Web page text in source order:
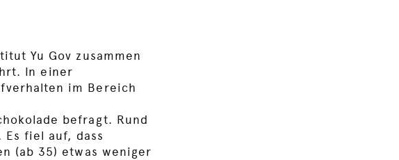
Yu Gov zusammen
In einer
im Bereich
befragt. Rund
Es fiel auf, dass
(ab 35) etwas weniger